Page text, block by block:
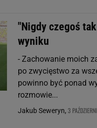
"Nigdy czegoś
wyniku
- Zachowanie moich
po zwycięstwo za
powinno być ponad
rozmowie...
Jakub Seweryn, 3